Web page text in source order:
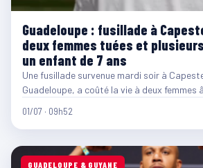
Guadeloupe : fusillade à
deux femmes tuées et
un enfant de 7 ans
Une fusillade survenue mardi soir à
Guadeloupe, a coûté la vie à deux femmes
01/07 · 09h52
GUADELOUPE & GUYANE